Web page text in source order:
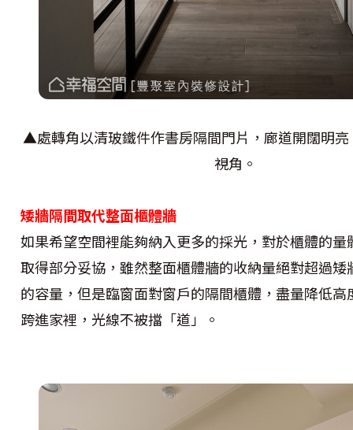
▲處轉角以清玻鐵件作書房隔間門片，廊道開闊明
視角。
矮牆隔間取代整面櫃體牆
如果希望空間裡能夠納入更多的採光，對於櫃體的量
取得部分妥協，雖然整面櫃體牆的收納量絕對超過矮
的容量，但是臨窗面對窗戶的隔間櫃體，盡量降低高
跨進家裡，光線不被擋「道」。